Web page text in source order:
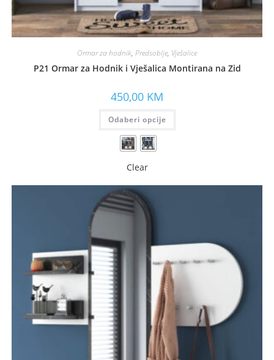
Ormar za hodnik, Predsoblje, Vješalice
P21 Ormar za Hodnik i Vješalica Montirana na Zid
450,00 KM
Odaberi opcije
Clear